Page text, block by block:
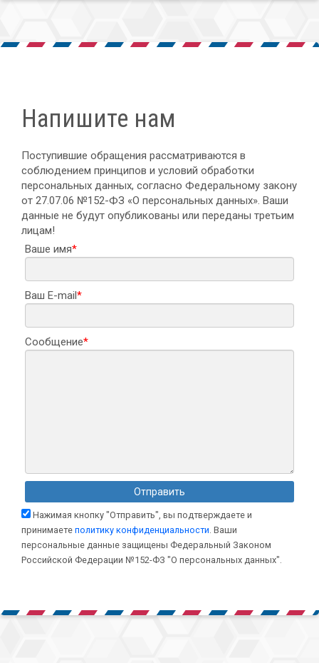
Напишите нам
Поступившие обращения рассматриваются в
соблюдением принципов и условий обработки
персональных данных, согласно Федеральному закону
от 27.07.06 №152-ФЗ «О персональных данных». Ваши
данные не будут опубликованы или переданы третьим
лицам!
Ваше имя*
Ваш E-mail*
Сообщение*
Нажимая кнопку "Отправить", вы подтверждаете и
принимаете политику конфиденциальности . Ваши
персональные данные защищены Федеральный Законом
Российской Федерации №152-ФЗ "О персональных данных".